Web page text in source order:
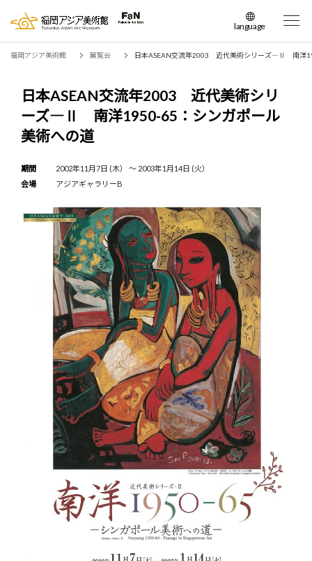
language
日本語
簡体中文
繁体中文
福岡アジア美術館 展覧会 日本ASEAN交流年2003 近代美術シリーズ―Ⅱ 南洋
日本ASEAN交流年2003 近代美術シリ
ーズ―Ⅱ 南洋1950-65：シンガポール
美術への道
期間
2002年11月7日 (木） 〜 2003年1月14日 (火）
会場
アジアギャラリーB